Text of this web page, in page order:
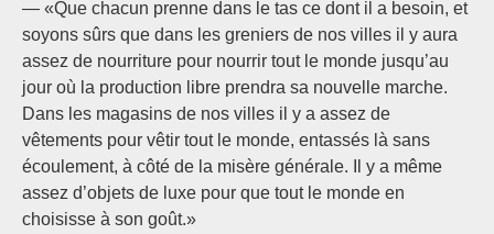
— «Que chacun prenne dans le tas ce dont il a besoin, et
soyons sûrs que dans les greniers de nos villes il y aura
assez de nourriture pour nourrir tout le monde jusqu’au
jour où la production libre prendra sa nouvelle marche.
Dans les magasins de nos villes il y a assez de
vêtements pour vêtir tout le monde, entassés là sans
écoulement, à côté de la misère générale. Il y a même
assez d’objets de luxe pour que tout le monde en
choisisse à son goût.»